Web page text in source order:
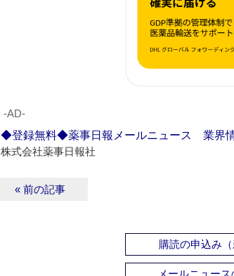
‐AD‐
◆登録無料◆薬事日報メールニュース 業界情
株式会社薬事日報社
« 前の記事
購読の申込み（
メールニュース